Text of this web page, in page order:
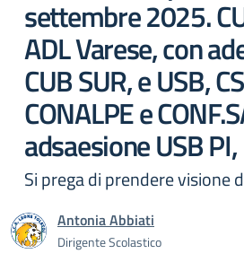
settembre 2025.
ADL Varese, con
CUB SUR, e USB,
CONALPE e
adsaesione USB PI,
Si prega di prendere visione
Antonia Abbiati
Dirigente Scolastico